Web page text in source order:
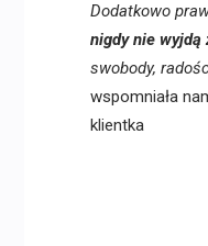
Dodatkowo
nigdy nie wyjdą
swobody,
wspomniała
klientka